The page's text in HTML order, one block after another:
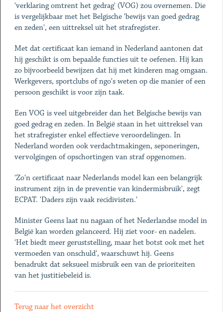
'verklaring omtrent het gedrag' (VOG) zou overnemen. Die
is vergelijkbaar met het Belgische 'bewijs van goed gedrag
en zeden', een uittreksel uit het strafregister.
Met dat certificaat kan iemand in Nederland aantonen dat
hij geschikt is om bepaalde functies uit te oefenen. Hij kan
zo bijvoorbeeld bewijzen dat hij met kinderen mag omgaan.
Werkgevers, sportclubs of ngo's weten op die manier of een
persoon geschikt is voor zijn taak.
Een VOG is veel uitgebreider dan het Belgische bewijs van
goed gedrag en zeden. In België staan in het uittreksel van
het strafregister enkel effectieve veroordelingen. In
Nederland worden ook verdachtmakingen, seponeringen,
vervolgingen of opschortingen van straf opgenomen.
'Zo'n certificaat naar Nederlands model kan een belangrijk
instrument zijn in de preventie van kindermisbruik', zegt
ECPAT. 'Daders zijn vaak recidivisten.'
Minister Geens laat nu nagaan of het Nederlandse model in
België kan worden gelanceerd. Hij ziet voor- en nadelen.
'Het biedt meer geruststelling, maar het botst ook met het
vermoeden van onschuld', waarschuwt hij. Geens
benadrukt dat seksueel misbruik een van de prioriteiten
van het justitiebeleid is.
Terug naar het overzicht